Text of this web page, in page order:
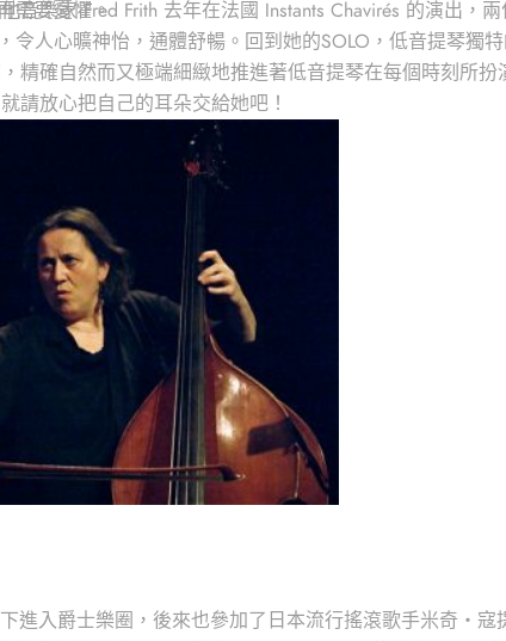
需要憂懼。
音樂家 Fred Frith 去年在法國 Instants Chavirés 的演出，
人心曠神怡，通體舒暢。回到她的SOLO，低音提琴獨
精確自然而又極端細緻地推進著低音提琴在每個時刻所
請放心把自己的耳朵交給她吧！
進入爵士樂圈，後來也參加了日本流行搖滾歌手米奇‧寇